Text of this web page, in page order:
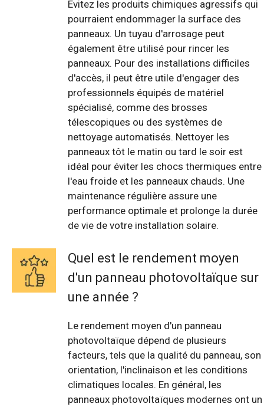
Évitez les produits chimiques agressifs qui
pourraient endommager la surface des
panneaux. Un tuyau d'arrosage peut
également être utilisé pour rincer les
panneaux. Pour des installations difficiles
d'accès, il peut être utile d'engager des
professionnels équipés de matériel
spécialisé, comme des brosses
télescopiques ou des systèmes de
nettoyage automatisés. Nettoyer les
panneaux tôt le matin ou tard le soir est
idéal pour éviter les chocs thermiques entre
l'eau froide et les panneaux chauds. Une
maintenance régulière assure une
performance optimale et prolonge la durée
de vie de votre installation solaire.
Quel est le rendement moyen
d'un panneau photovoltaïque sur
une année ?
Le rendement moyen d'un panneau
photovoltaïque dépend de plusieurs
facteurs, tels que la qualité du panneau, son
orientation, l'inclinaison et les conditions
climatiques locales. En général, les
panneaux photovoltaïques modernes ont un